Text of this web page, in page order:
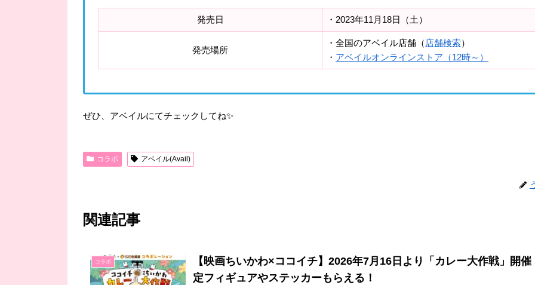
発売日 ・2023年11月18日（土）
発売場所
・全国のアベイル店舗（ 店舗検索）
・ アベイルオンラインストア（12時～）
ぜひ、アベイルにてチェックしてね✨
コラボ アベイル(Avail)
関連記事
コラボ
【映画ちいかわ×ココイチ】2026年7月16日より「カレー大作戦」開催
定フィギュアやステッカーもらえる！